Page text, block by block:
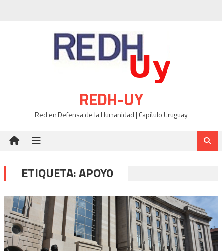
REDH-UY
Red en Defensa de la Humanidad | Capítulo Uruguay
ETIQUETA:APOYO